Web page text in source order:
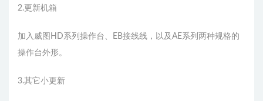
2.更新机箱
加入威图HD系列操作台、EB接线线，以及AE系列两种规格的
操作台外形。
3.其它小更新